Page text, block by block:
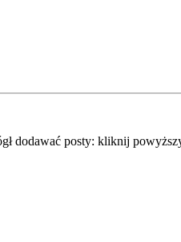
dodawać posty: kliknij